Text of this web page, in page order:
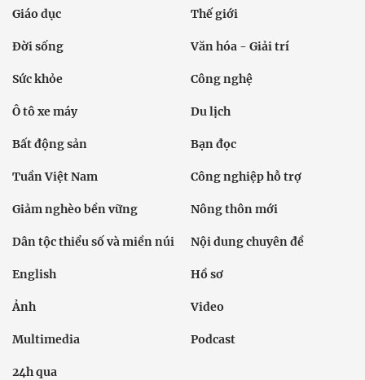
Giáo dục Thế giới
Đời sống Văn hóa - Giải trí
Sức khỏe Công nghệ
Ô tô xe máy Du lịch
Bất động sản Bạn đọc
Tuần Việt Nam Công nghiệp hỗ trợ
Giảm nghèo bền vững Nông thôn mới
Dân tộc thiểu số và miền núi Nội dung chuyên đề
English Hồ sơ
Ảnh Video
Multimedia Podcast
24h qua